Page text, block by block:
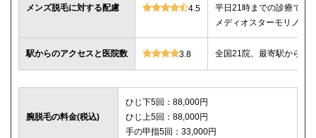
メンズ脱毛に対する配慮 4.5
平日21時までの診療で仕
メディオスターモリノス
駅からのアクセスと医院数 3.8 全国21院、最寄駅から徒
腕脱毛の料金(税込)
ひじ下5回：88,000円
ひじ上5回：88,000円
手の甲指5回：33,000円